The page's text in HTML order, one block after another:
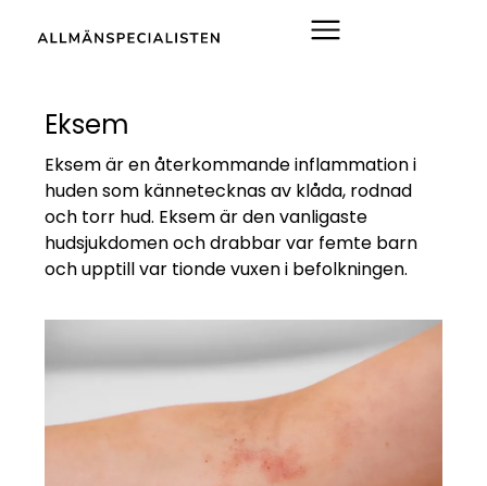
Eksem
Eksem är en återkommande inflammation i
huden som kännetecknas av klåda, rodnad
och torr hud. Eksem är den vanligaste
hudsjukdomen och drabbar var femte barn
och upptill var tionde vuxen i befolkningen.